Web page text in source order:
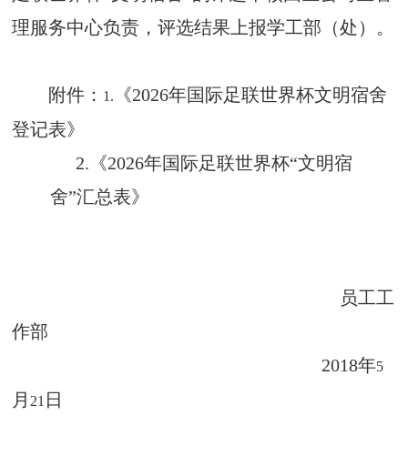
理服务中心负责，评选结果上报学工部（处）。
附件： 1.
《2026年国际足联世界杯文明宿舍
登记表》
2. 《2026年国际足联世界杯“文明宿
舍”汇总表》
员工工
作部
2018年5
月 21 日